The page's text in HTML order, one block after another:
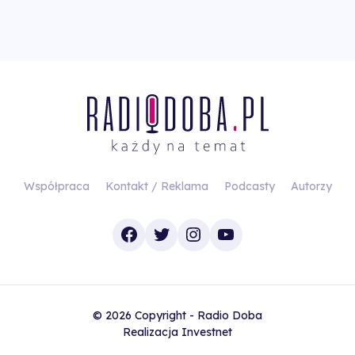
Współpraca Kontakt / Reklama Podcasty Autorzy
Facebook
TwitterInstagram
YouTube
© 2026 Copyright - Radio Doba
Realizacja Investnet